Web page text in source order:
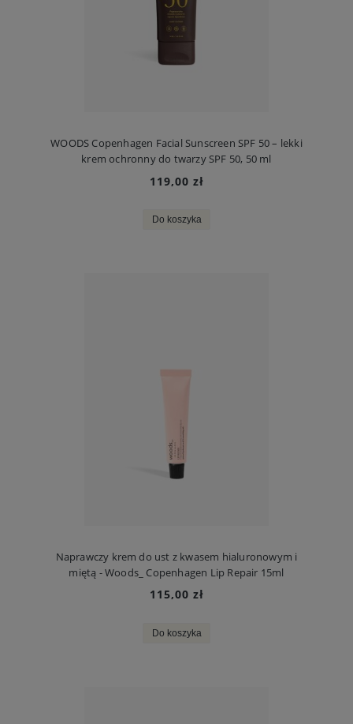
WOODS Copenhagen Facial Sunscreen SPF 50 – lekki
krem ochronny do twarzy SPF 50, 50 ml
119,00 zł
Do koszyka
Naprawczy krem do ust z kwasem hialuronowym i
miętą - Woods_ Copenhagen Lip Repair 15ml
115,00 zł
Do koszyka